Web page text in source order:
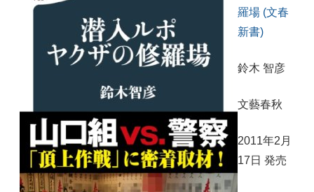
羅場 (文春
新書)
鈴木 智彦
文藝春秋
2011年2月
17日 発売